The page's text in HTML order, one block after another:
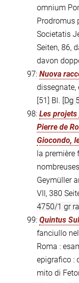
omnium
Prodromus
Societatis
Seiten, 86,
davon
97: Nuova
dissegnate,
[51] Bl. [Dg
98: Les
Pierre de
Giocondo,
la
Geymüller
VII, 380
4750/1 gr
99: Quintus
fanciullo
Roma :
epigrafico :
mito di